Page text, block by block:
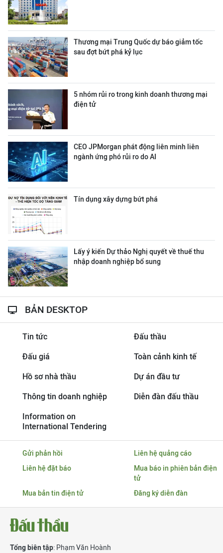
Thương mại Trung Quốc dự báo giảm tốc
sau đợt bứt phá kỷ lục
5 nhóm rủi ro trong kinh doanh thương mại
điện tử
CEO JPMorgan phát động liên minh liên
ngành ứng phó rủi ro do AI
Tín dụng xây dựng bứt phá
Lấy ý kiến Dự thảo Nghị quyết về thuế thu
nhập doanh nghiệp bổ sung
BẢN DESKTOP
Tin tức Đấu thầu
Đấu giá Toàn cảnh kinh tế
Hồ sơ nhà thầu Dự án đầu tư
Thông tin doanh nghiệp Diễn đàn đấu thầu
Information on
International Tendering
Gửi phản hồi
Liên hệ quảng cáo
Liên hệ đặt báo
Mua báo in phiên bản điện
tử
Mua bản tin điện tử
Đăng ký diễn đàn
Tổng biên tập: Phạm Văn Hoành